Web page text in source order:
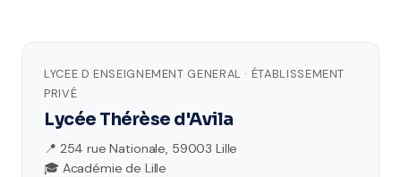
LYCEE D ENSEIGNEMENT GENERAL · ÉTABLISSEMENT
PRIVÉ
Lycée Thérèse d'Avila
📍 254 rue Nationale, 59003 Lille
🎓 Académie de Lille